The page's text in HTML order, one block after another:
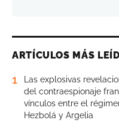
ARTÍCULOS MÁS
1
Las explosivas
del contraespionaje
vínculos entre el
Hezbolá y Argelia